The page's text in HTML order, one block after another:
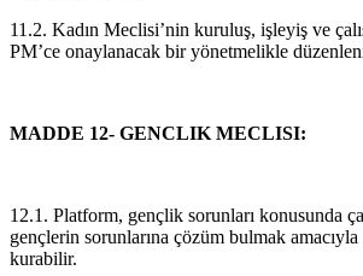
11.2. Kadın Meclisi’nin kuruluş, işleyiş ve
PM’ce onaylanacak bir yönetmelikle
MADDE 12- GENCLIK MECLISI:
12.1. Platform, gençlik sorunları konusunda
gençlerin sorunlarına çözüm bulmak
kurabilir.